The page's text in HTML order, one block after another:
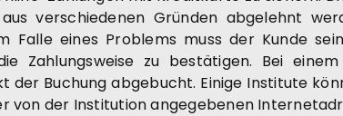
verschiedenen Gründen abgelehnt
eines Problems muss der Kunde
Zahlungsweise zu bestätigen. Bei
der Buchung abgebucht. Einige Institute
von der Institution angegebenen